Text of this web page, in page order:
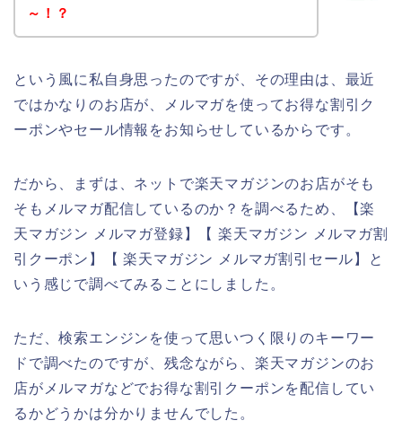
～！？
という風に私自身思ったのですが、その理由は、最近
ではかなりのお店が、メルマガを使ってお得な割引ク
ーポンやセール情報をお知らせしているからです。
だから、まずは、ネットで楽天マガジンのお店がそも
そもメルマガ配信しているのか？を調べるため、【楽
天マガジン メルマガ登録】【 楽天マガジン メルマガ割
引クーポン】【 楽天マガジン メルマガ割引セール】と
いう感じで調べてみることにしました。
ただ、検索エンジンを使って思いつく限りのキーワー
ドで調べたのですが、残念ながら、楽天マガジンのお
店がメルマガなどでお得な割引クーポンを配信してい
るかどうかは分かりませんでした。